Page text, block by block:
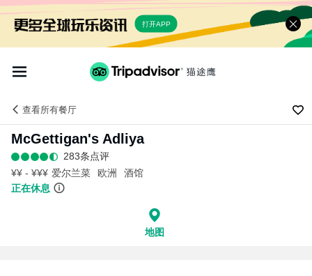
打开APP
查看所有餐厅
McGettigan's Adliya
283条点评
¥¥ - ¥¥¥ 爱尔兰菜 欧洲
酒馆
正在休息
地图